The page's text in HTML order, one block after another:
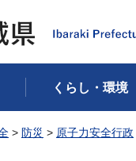
くらし・環境
> 防災 > 原子力安全行政